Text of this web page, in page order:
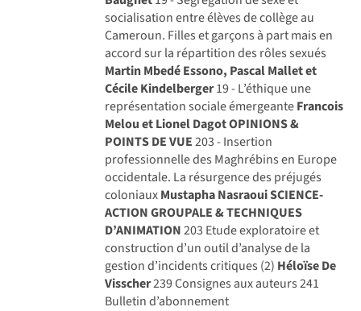
socialisation entre élèves de collège au
Cameroun. Filles et garçons à part mais en
accord sur la répartition des rôles sexués
Martin Mbedé Essono, Pascal Mallet et
Cécile Kindelberger19 - L’éthique une
représentation sociale émergeanteFrancois
Melou et Lionel DagotOPINIONS &
POINTS DE VUE203 - Insertion
professionnelle des Maghrébins en Europe
occidentale. La résurgence des préjugés
coloniauxMustapha NasraouiSCIENCE-
ACTION GROUPALE & TECHNIQUES
D’ANIMATION203 Etude exploratoire et
construction d’un outil d’analyse de la
gestion d’incidents critiques (2) Héloïse De
Visscher239 Consignes aux auteurs 241
Bulletin d’abonnement